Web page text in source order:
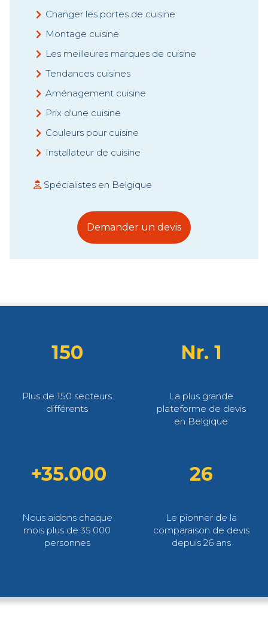
Changer les portes de cuisine
Montage cuisine
Les meilleures marques de cuisine
Tendances cuisines
Aménagement cuisine
Prix d'une cuisine
Couleurs pour cuisine
Installateur de cuisine
Spécialistes en Belgique
Demander un devis
150
Plus de 150 secteurs
différents
Nr. 1
La plus grande
plateforme de devis
en Belgique
+35.000
Nous aidons chaque
mois plus de 35.000
personnes
26
Le pionner de la
comparaison de devis
depuis 26 ans